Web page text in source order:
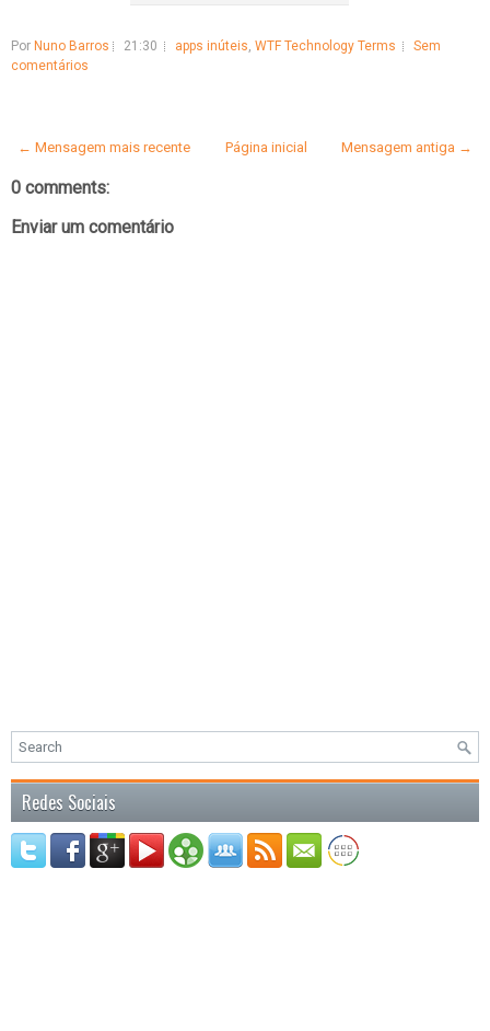
Por Nuno Barros 21:30 apps inúteis, WTF Technology Terms
Sem
comentários
← Mensagem mais recente Mensagem antiga →
Página inicial
0 comments:
Enviar um comentário
Redes Sociais